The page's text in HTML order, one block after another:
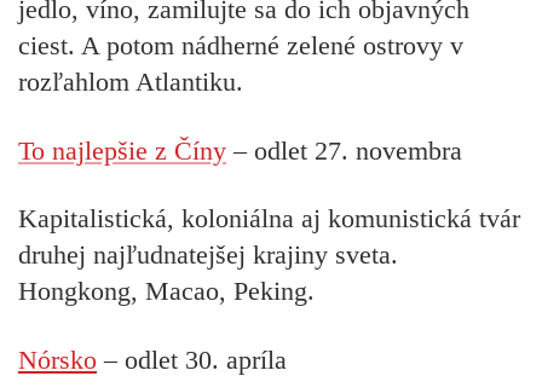
jedlo, víno, zamilujte sa do ich objavných
ciest. A potom nádherné zelené ostrovy v
rozľahlom Atlantiku.
To najlepšie z Číny – odlet 27. novembra
Kapitalistická, koloniálna aj komunistická tvár
druhej najľudnatejšej krajiny sveta.
Hongkong, Macao, Peking.
Nórsko – odlet 30. apríla